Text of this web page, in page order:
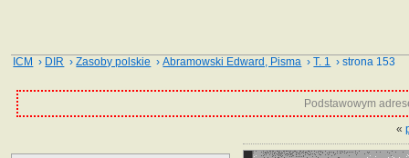
ICM › DIR ›Zasoby polskie ›Abramowski Edward, Pisma ›T. 1 › strona 153
Podstawowym
«